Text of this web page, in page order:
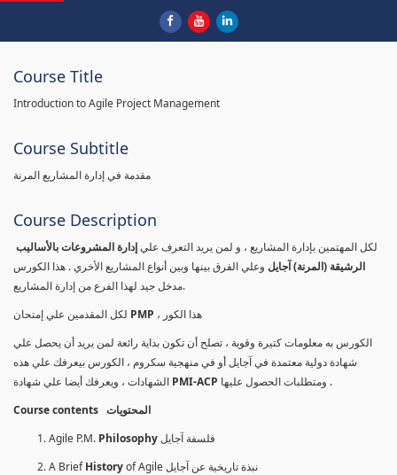
Course Title
Introduction to Agile Project Management
Course Subtitle
مقدمة في إدارة المشاريع المرنة
Course Description
لكل المهتمين بإدارة المشاريع ، و لمن يريد التعرف عليإدارة المشروعات بالأساليب
الرشيقة (المرنة) آجايل وعلي الفرق بينها وبين أنواع المشاريع الأخري . هذا الكورس
مدخل جيد لهذا الفرع من إدارة المشاريع.
PMP
، هذا الكور
الكورس به معلومات كتيرة وقوية ، تصلح أن تكون بداية رائعة لمن يريد أن يحصل علي
شهادة دولية معتمدة في آجايل أو في منهجية سكروم ، الكورس بيعرفك علي هذه
PMI-ACP
ومتطلبات الحصول عليها .
Agile P.M. Philosophyفلسفة آجايل
A BriefHistory
of Agile نبذة تاريخية عن آجايل